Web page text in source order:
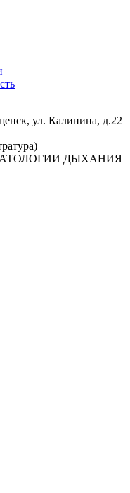
ул. Калинина, д.22
ДЫХАНИЯ